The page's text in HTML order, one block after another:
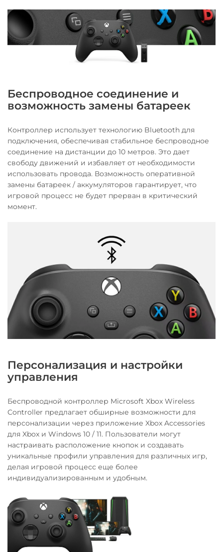
Беспроводное соединение и
возможность замены батареек
Контроллер использует технологию Bluetooth для
подключения, обеспечивая стабильное беспроводное
соединение на дистанции до 10 метров. Это дает
свободу движений и избавляет от необходимости
использовать провода. Возможность оперативной
замены батареек / аккумуляторов гарантирует, что
игровой процесс не будет прерван в критический
момент.
Персонализация и настройки
управления
Беспроводной контроллер Microsoft Xbox Wireless
Controller предлагает обширные возможности для
персонализации через приложение Xbox Accessories
для Xbox и Windows 10 / 11. Пользователи могут
настраивать расположение кнопок и создавать
уникальные профили управления для различных игр,
делая игровой процесс еще более
индивидуализированным и удобным.